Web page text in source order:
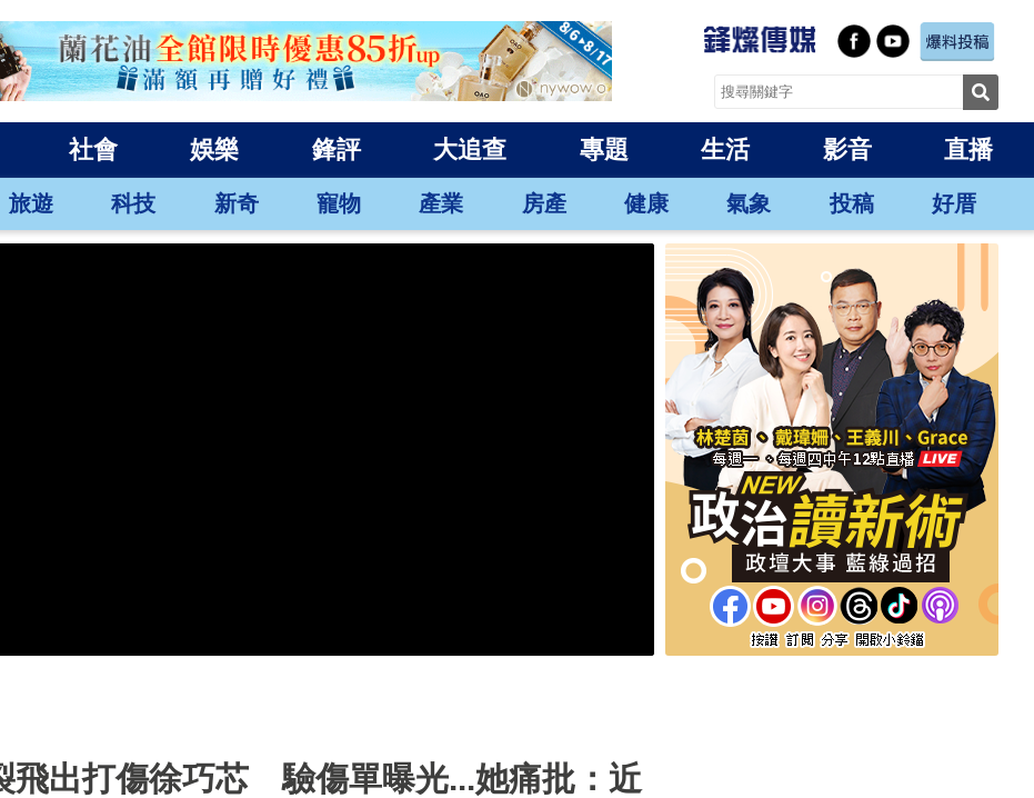
社會 娛樂 鋒評 大追查 專題 生活 影音 直播
旅遊 科技 新奇 寵物 產業 房產 健康 氣象 投稿 好厝
飛出打傷徐巧芯 驗傷單曝光...她痛批：近